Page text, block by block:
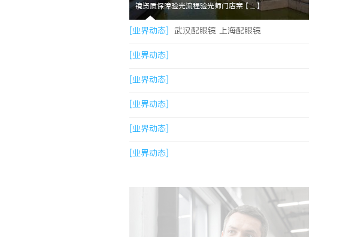
镜资质保障验光流程验光师门店案【....】
[业界动态] 武汉配眼镜 上海配眼镜
[业界动态]
[业界动态]
[业界动态]
[业界动态]
[业界动态]